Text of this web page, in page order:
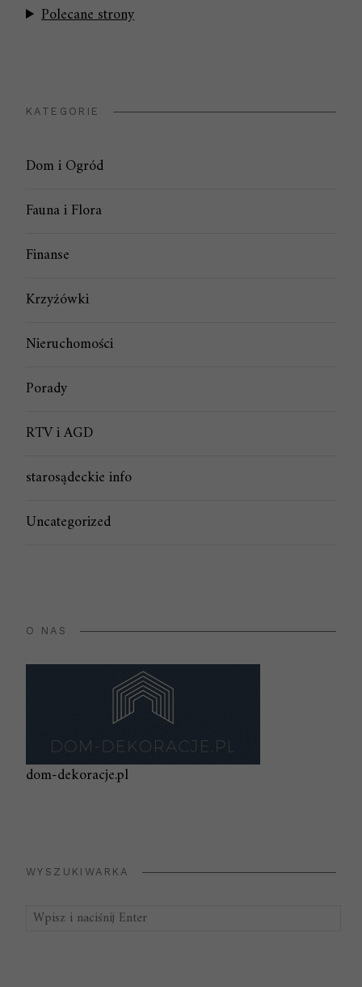
Polecane strony
KATEGORIE
Dom i Ogród
Fauna i Flora
Finanse
Krzyżówki
Nieruchomości
Porady
RTV i AGD
starosądeckie info
Uncategorized
O NAS
dom-dekoracje.pl
WYSZUKIWARKA
Szukaj: